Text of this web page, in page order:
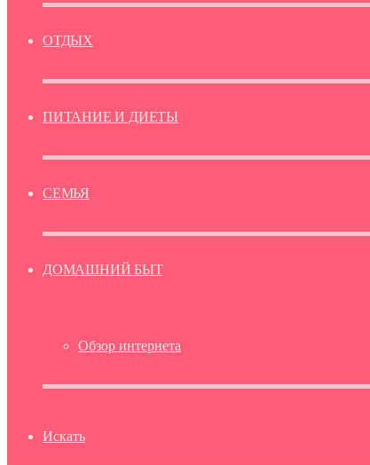
ОТДЫХ
ПИТАНИЕ И ДИЕТЫ
СЕМЬЯ
ДОМАШНИЙ БЫТ
Обзор интернета
Искать